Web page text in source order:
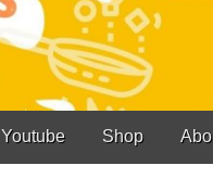
Youtube Shop